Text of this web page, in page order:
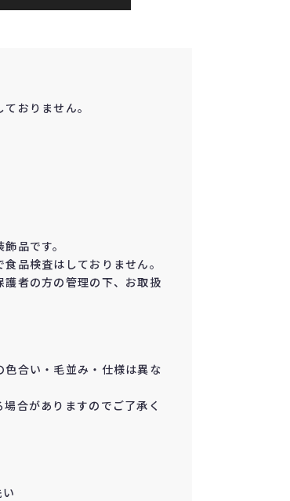
おりません。
品です。
品検査はしておりません。
者の方の管理の下、お取扱
合い・毛並み・仕様は異な
合がありますのでご了承く